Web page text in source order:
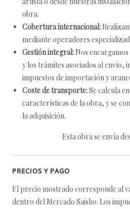
obra.
Cobertura internacional:
mediante operadores
Gestión integral: Nos
y los trámites asociados al envío,
impuestos de importación y
Coste de transporte:Se calcula
características de la obra, y se
la adquisición.
Esta obra se envía
PRECIOS Y PAGO
El precio mostrado corresponde al
dentro del Mercado Saisho. Los